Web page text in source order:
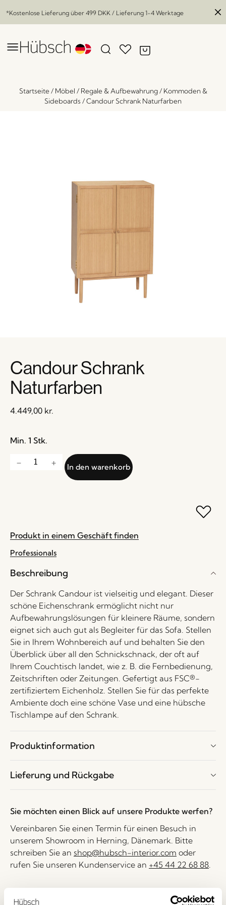
*Kostenlose Lieferung über 499 DKK / Lieferung 1-4 Werktage
Startseite/ Möbel / Regale & Aufbewahrung/ Kommoden &
Sideboards /Candour Schrank Naturfarben
Candour Schrank
Naturfarben
4.449,00 kr.
Min. 1 Stk.
In den warenkorb
Produkt in einem Geschäft finden
Professionals
Beschreibung
Der Schrank Candour ist vielseitig und elegant. Dieser
schöne Eichenschrank ermöglicht nicht nur
Aufbewahrungslösungen für kleinere Räume, sondern
eignet sich auch gut als Begleiter für das Sofa. Stellen
Sie in Ihrem Wohnbereich auf und behalten Sie den
Überblick über all den Schnickschnack, der oft auf
Ihrem Couchtisch landet, wie z. B. die Fernbedienung,
Zeitschriften oder Zeitungen. Gefertigt aus FSC®-
zertifiziertem Eichenholz. Stellen Sie für das perfekte
Ambiente doch eine schöne Vase und eine hübsche
Tischlampe auf den Schrank.
Produktinformation
Lieferung und Rückgabe
Sie möchten einen Blick auf unsere Produkte werfen?
Vereinbaren Sie einen Termin für einen Besuch in
unserem Showroom in Herning, Dänemark. Bitte
schreiben Sie an shop@hubsch-interior.com oder
rufen Sie unseren Kundenservice an +45 44 22 68 88.